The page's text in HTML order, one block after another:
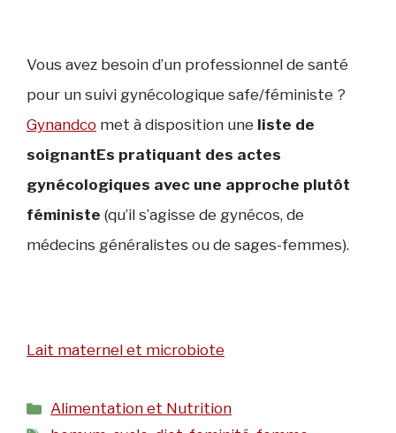
Vous avez besoin d’un professionnel de santé
pour un suivi gynécologique safe/féministe ?
Gynandco met à disposition une liste de
soignantEs pratiquant des actes
gynécologiques avec une approche plutôt
féministe (qu’il s’agisse de gynécos, de
médecins généralistes ou de sages-femmes).
Lait maternel et microbiote
Catégories
Alimentation et Nutrition